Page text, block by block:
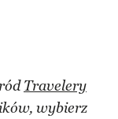
Travelery
wybierz